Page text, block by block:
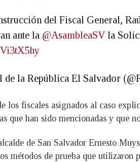
del Fiscal General,
ante la @AsambleaSVla
la República El Salvador
los fiscales asignados al caso
que han sido mencionadas y que
de San Salvador Ernesto
métodos de prueba que utilizaron